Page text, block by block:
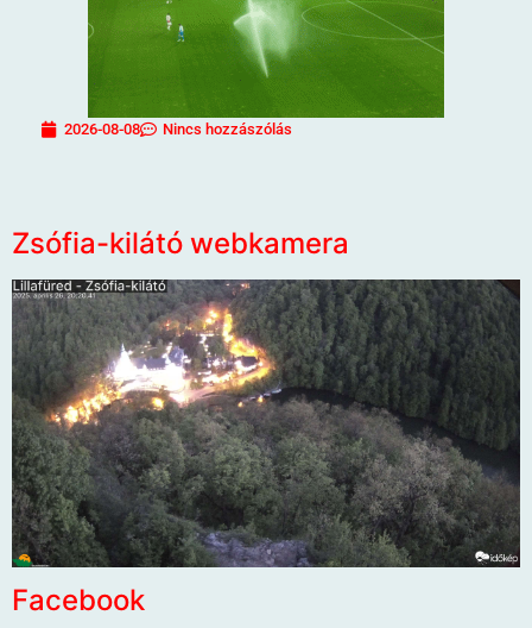
2026-08-08 Nincs hozzászólás
Zsófia-kilátó webkamera
Facebook